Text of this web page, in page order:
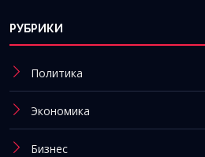
РУБРИКИ
Политика
Экономика
Бизнес